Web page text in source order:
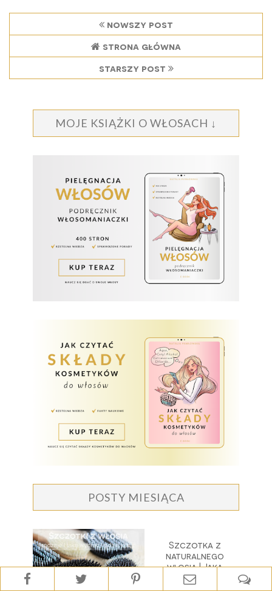
nowszy post
strona główna
starszy post
MOJE KSIĄŻKI O WŁOSACH ↓
POSTY MIESIĄCA
Szczotka z
naturalnego
włosia | Jaką
szczotkę kupić |
Rodzaje szczotek